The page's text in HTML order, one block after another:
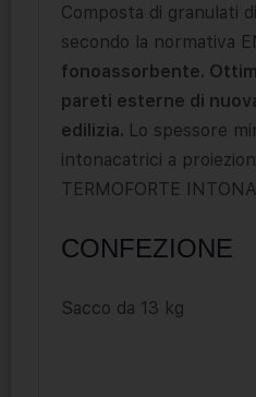
Composta di granulati
secondo la normativa
fonoassorbente.
pareti esterne di
edilizia. Lo spessore
intonacatrici a
TERMOFORTE
CONFEZIONE
Sacco da 13 kg